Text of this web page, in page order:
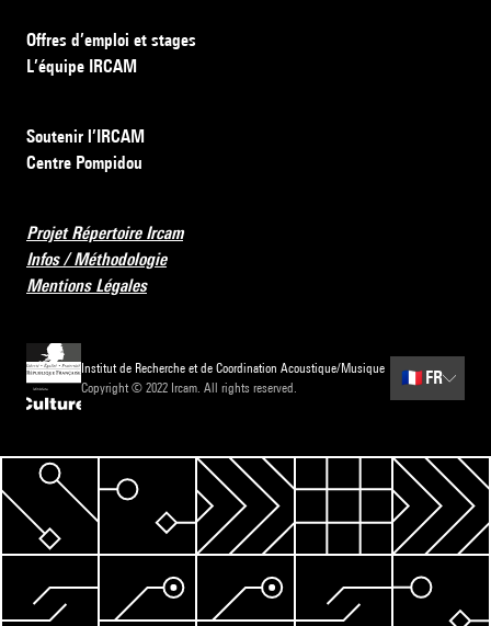
Offres d’emploi et stages
L’équipe IRCAM
Soutenir l’IRCAM
Centre Pompidou
Projet Répertoire Ircam
Infos / Méthodologie
Mentions Légales
Institut de Recherche et de Coordination Acoustique/Musique
Copyright © 2022 Ircam. All rights reserved.
🇫🇷 FR